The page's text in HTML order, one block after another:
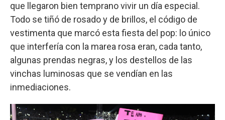
que llegaron bien temprano vivir un día especial.
Todo se tiñó de rosado y de brillos, el código de
vestimenta que marcó esta fiesta del pop: lo único
que interfería con la marea rosa eran, cada tanto,
algunas prendas negras, y los destellos de las
vinchas luminosas que se vendían en las
inmediaciones.